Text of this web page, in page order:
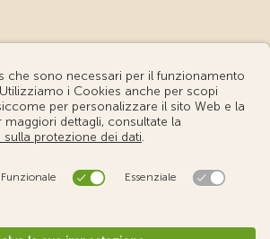
Touring Club Svizzero
d'uso – Informazioni giuridiche
Impostazione cookie